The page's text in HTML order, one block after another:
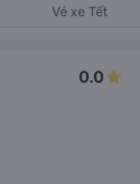
Vé xe Tết
0.0